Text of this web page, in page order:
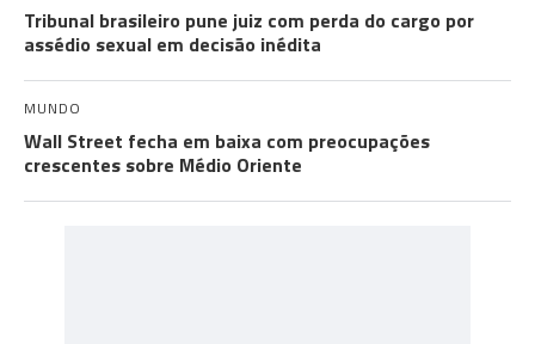
Tribunal brasileiro pune juiz com perda do cargo por
assédio sexual em decisão inédita
MUNDO
Wall Street fecha em baixa com preocupações
crescentes sobre Médio Oriente